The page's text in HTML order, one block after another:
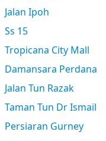
Jalan Ipoh
Ss 15
Tropicana City Mall
Damansara Perdana
Jalan Tun Razak
Taman Tun Dr Ismail
Persiaran Gurney